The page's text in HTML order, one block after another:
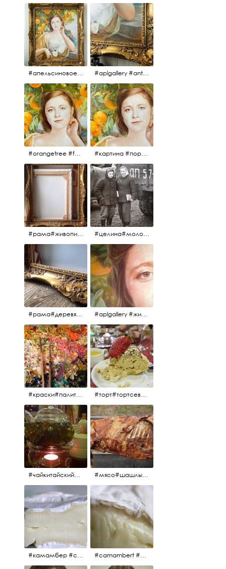
#апельсиновоедерево #плодородие #изобилие #картина #портрет #живопись #девушка #апельсиновоедерево #плодородие #рама #антикварнаярама #антиквариат #antiques #abundance #aplgallery #portrait #painting #frame #fertility #orangetree @aplgallery #aplgallery #antiques #painting #portrait #frame #antiqueframe #abundance #fertility #orangetree #антиквариат#картина#фрагмент #живопись #улыбка #девушка #портрет #рама #антикварнаярама #изобилие #плодородие #апельсиновоедерево
#orangetree #fertility #abundance #portrait #painting #живопись #портрет #картина #девушка #улыбка #aplgallery #картина #портрет #живопись #апельсиновоедерево # девушка #улыбка #изобилие #плодородие #painting #portrait #abundance #fertility #orangetree #aplgallery
#рама#живопись#антиквариат#спб#aplgallery #целина#молодёжьнацелине#комсомолки#50тыегода #50тые#СССР
#рама#деревяннаярама#антиквариат#живопись#aplgallery #aplgallery #живопись #портрет
#краски#палитра#картина#живопись#aplgallery #торт#тортсевер#север#severspb#северметрополь#безе#безесклубникой#тортвоздушный#тортсбезе#cake#meringuecake#meringuecakewithstrawberries @sever_metropol
#чайкитайский#чай#tea#teachinese @chinacook.ru #мясо#шашлык#шашлыкмашлык #пальчикиоближешь
#камамбер #сыр #camambert #camambert #сыр#камамбер